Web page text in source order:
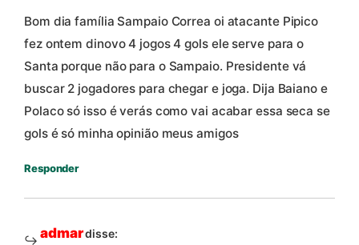
Bom dia família Sampaio Correa oi atacante Pipico
fez ontem dinovo 4 jogos 4 gols ele serve para o
Santa porque não para o Sampaio. Presidente vá
buscar 2 jogadores para chegar e joga. Dija Baiano e
Polaco só isso é verás como vai acabar essa seca se
gols é só minha opinião meus amigos
Responder
admardisse: